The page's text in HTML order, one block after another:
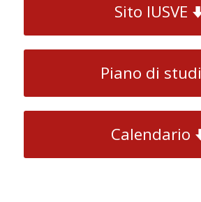
Sito IUSVE
Piano di studi
Calendario